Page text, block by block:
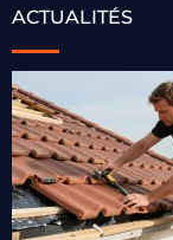
ACTUALITÉS